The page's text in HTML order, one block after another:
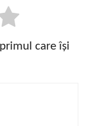
care își